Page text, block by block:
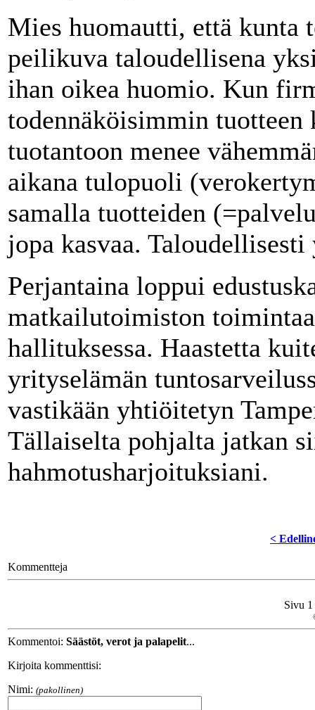
Mies huomautti, että
peilikuva taloudellisena
ihan oikea huomio. Kun
todennäköisimmin
tuotantoon menee
aikana tulopuoli
samalla tuotteiden
jopa kasvaa.
Perjantaina loppui
matkailutoimiston
hallituksessa. Haastetta
yrityselämän
vastikään yhtiöitetyn
Tällaiselta pohjalta jatkan
hahmotusharjoituksiani.
<
Kommentteja
Sivu
Kommentoi: Säästöt, verot ja palapelit...
Kirjoita kommenttisi:
Nimi: (pakollinen)